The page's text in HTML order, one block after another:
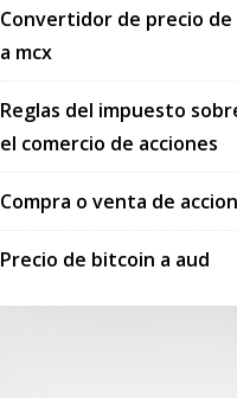
Convertidor de precio
a mcx
Reglas del impuesto
el comercio de acciones
Compra o venta de
Precio de bitcoin a aud